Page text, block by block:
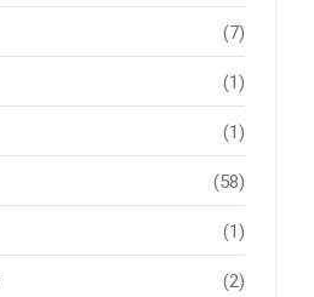
(7)
(1)
(1)
(58)
(1)
(2)